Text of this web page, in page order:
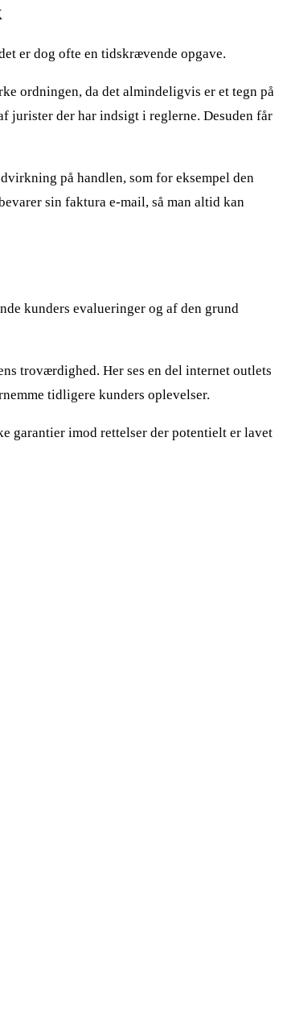
er dog ofte en tidskrævende opgave.
ordningen, da det almindeligvis er et tegn på
jurister der har indsigt i reglerne. Desuden får
på handlen, som for eksempel den
sin faktura e-mail, så man altid kan
kunders evalueringer og af den grund
troværdighed. Her ses en del internet outlets
tidligere kunders oplevelser.
garantier imod rettelser der potentielt er lavet